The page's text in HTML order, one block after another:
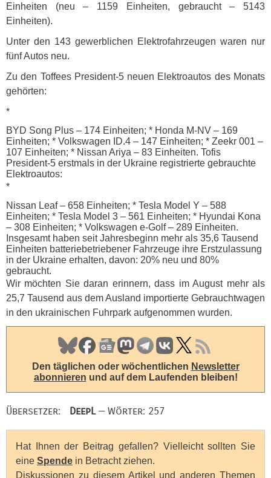
Einheiten (neu – 1159 Einheiten, gebraucht – 5143
Einheiten).
Unter den 143 gewerblichen Elektrofahrzeugen waren nur
fünf Autos neu.
Zu den Toffees President-5 neuen Elektroautos des Monats
gehörten:
*
BYD Song Plus – 174 Einheiten; * Honda M-NV – 169
Einheiten; * Volkswagen ID.4 – 147 Einheiten; * Zeekr 001 –
107 Einheiten; * Nissan Ariya – 83 Einheiten. Tofis
President-5 erstmals in der Ukraine registrierte gebrauchte
Elektroautos:
*
Nissan Leaf – 658 Einheiten; * Tesla Model Y – 588
Einheiten; * Tesla Model 3 – 561 Einheiten; * Hyundai Kona
– 308 Einheiten; * Volkswagen e-Golf – 289 Einheiten.
Insgesamt haben seit Jahresbeginn mehr als 35,6 Tausend
Einheiten batteriebetriebener Fahrzeuge ihre Erstzulassung
in der Ukraine erhalten, davon: 20% neu und 80%
gebraucht.
Wir möchten Sie daran erinnern, dass im August mehr als
25,7 Tausend aus dem Ausland importierte Gebrauchtwagen
in den ukrainischen Fuhrpark aufgenommen wurden.
Den täglichen oder wöchentlichen Newsletter
abonnieren und auf dem Laufenden bleiben!
Übersetzer: DeepL— Wörter: 257
Hat Ihnen der Beitrag gefallen? Vielleicht sollten Sie
eine Spende in Betracht ziehen.
Diskussionen zu diesem Artikel und anderen Themen